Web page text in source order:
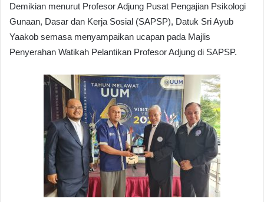
Demikian menurut Profesor Adjung Pusat Pengajian Psikologi
Gunaan, Dasar dan Kerja Sosial (SAPSP), Datuk Sri Ayub
Yaakob semasa menyampaikan ucapan pada Majlis
Penyerahan Watikah Pelantikan Profesor Adjung di SAPSP.